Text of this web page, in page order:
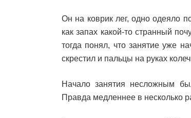
Он на коврик лег, одно одеяло
как запах какой-то странный
тогда понял, что занятие уже
скрестил и пальцы на руках
Начало занятия несложным
Правда медленнее в несколько